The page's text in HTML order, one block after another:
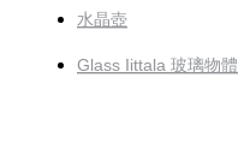
水晶壺
Glass Iittala 玻璃物體